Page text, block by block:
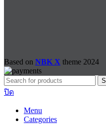
Based on NBK X theme 2024
ปิด
Menu
Categories